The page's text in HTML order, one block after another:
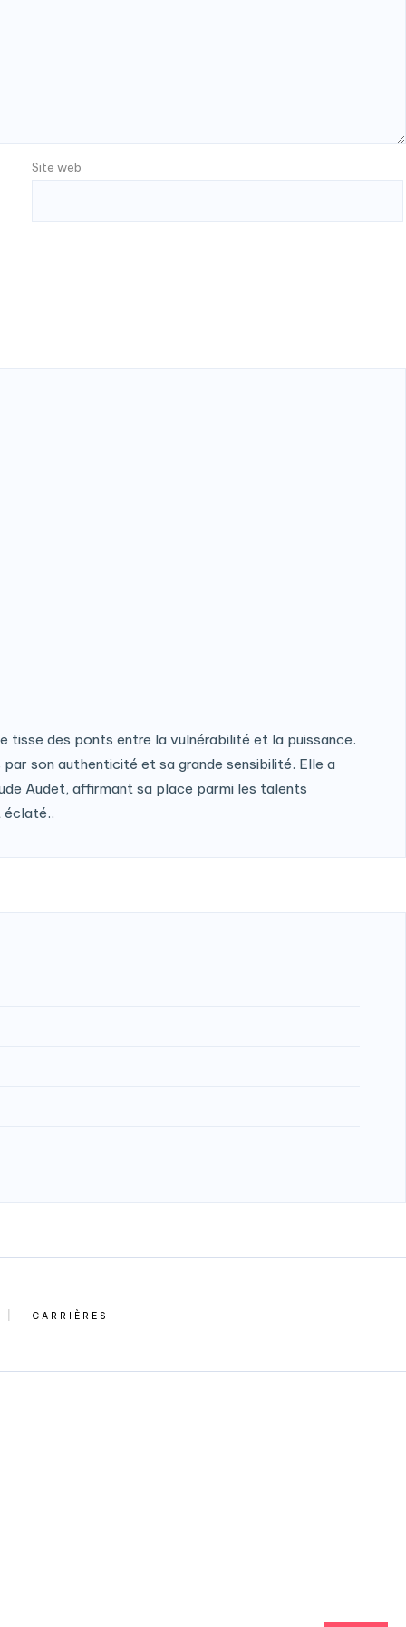
Site web
des ponts entre la vulnérabilité et la puissance.
son authenticité et sa grande sensibilité. Elle a
Audet, affirmant sa place parmi les talents
éclaté..
CARRIÈRES